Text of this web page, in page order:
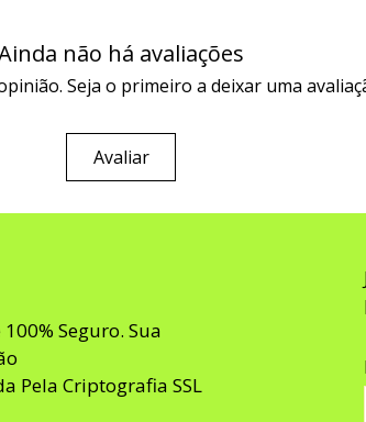
não há avaliações
Seja o primeiro a deixar uma
Avaliar
Seguro. Sua
Pela Criptografia SSL